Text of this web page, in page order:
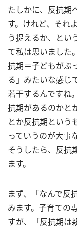
たしかに、反抗期
す。けれど、それ
う捉えるか、とい
て私は思いました
抗期＝子どもがぶ
る」みたいな感じ
若干するんですね
抗期があるのかと
とか反抗期という
っていうのが大事
そうしたら、反抗
ます。
まず、「なんで反
みます。子育ての
すが、「反抗期は